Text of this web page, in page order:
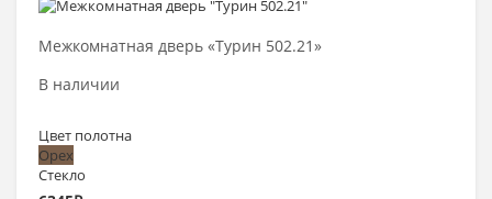
Межкомнатная дверь «Турин 502.21»
В наличии
Цвет полотна
Орех
Стекло
Выбрать >